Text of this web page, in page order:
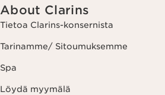
About Clarins
Tietoa Clarins-konsernista
Tarinamme/ Sitoumuksemme
Spa
Löydä myymälä